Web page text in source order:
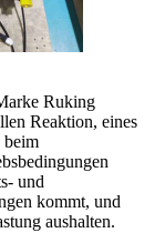
Ruking
Reaktion, eines
beim
und
kommt, und
aushalten.